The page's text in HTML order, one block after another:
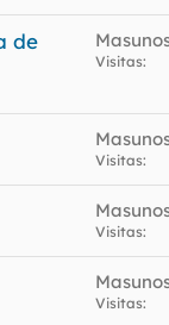
de
Visitas
Visitas
Visitas
Visitas